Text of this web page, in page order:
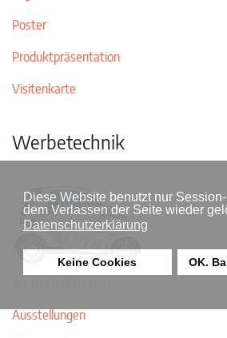
Diese Website benutzt nur
dem Verlassen der Seite wieder
Datenschutzerklärung
Keine Cookies OK.
Poster
Produktpräsentation
Visitenkarte
Werbetechnik
Ausstellungen